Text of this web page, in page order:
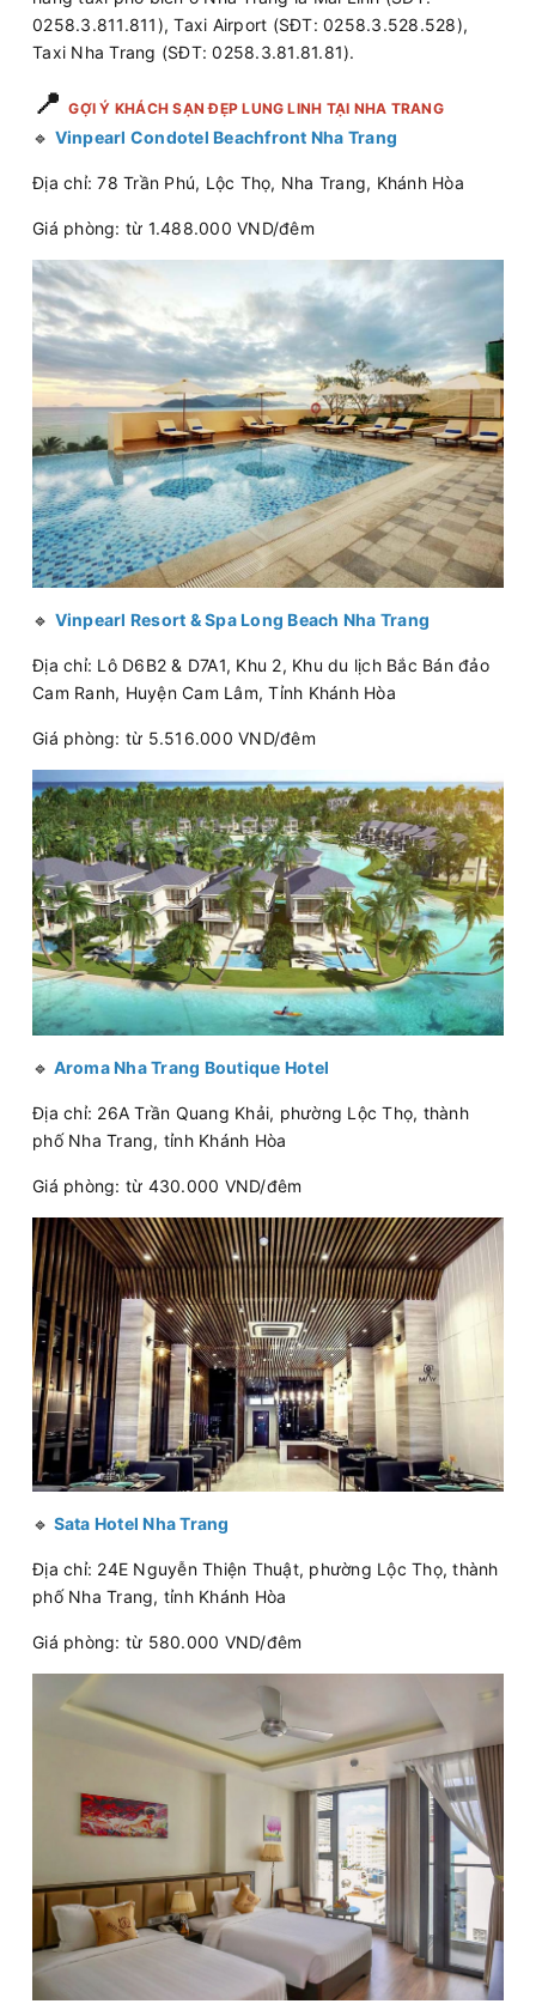
0258.3.811.811), Taxi Airport (SĐT: 0258.3.528.528),
Taxi Nha Trang (SĐT: 0258.3.81.81.81).
📍GỢI Ý KHÁCH SẠN ĐẸP LUNG LINH TẠI NHA TRANG
🔹 Vinpearl Condotel Beachfront Nha Trang
Địa chỉ: 78 Trần Phú, Lộc Thọ, Nha Trang, Khánh Hòa
Giá phòng: từ 1.488.000 VND/đêm
🔹 Vinpearl Resort & Spa Long Beach Nha Trang
Địa chỉ: Lô D6B2 & D7A1, Khu 2, Khu du lịch Bắc Bán đảo
Cam Ranh, Huyện Cam Lâm, Tỉnh Khánh Hòa
Giá phòng: từ 5.516.000 VND/đêm
🔹 Aroma Nha Trang Boutique Hotel
Địa chỉ: 26A Trần Quang Khải, phường Lộc Thọ, thành
phố Nha Trang, tỉnh Khánh Hòa
Giá phòng: từ 430.000 VND/đêm
🔹 Sata Hotel Nha Trang
Địa chỉ: 24E Nguyễn Thiện Thuật, phường Lộc Thọ, thành
phố Nha Trang, tỉnh Khánh Hòa
Giá phòng: từ 580.000 VND/đêm